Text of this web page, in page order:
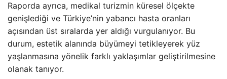
Raporda ayrıca, medikal turizmin küresel ölçekte
genişlediği ve Türkiye’nin yabancı hasta oranları
açısından üst sıralarda yer aldığı vurgulanıyor. Bu
durum, estetik alanında büyümeyi tetikleyerek yüz
yaşlanmasına yönelik farklı yaklaşımlar geliştirilmesine
olanak tanıyor.